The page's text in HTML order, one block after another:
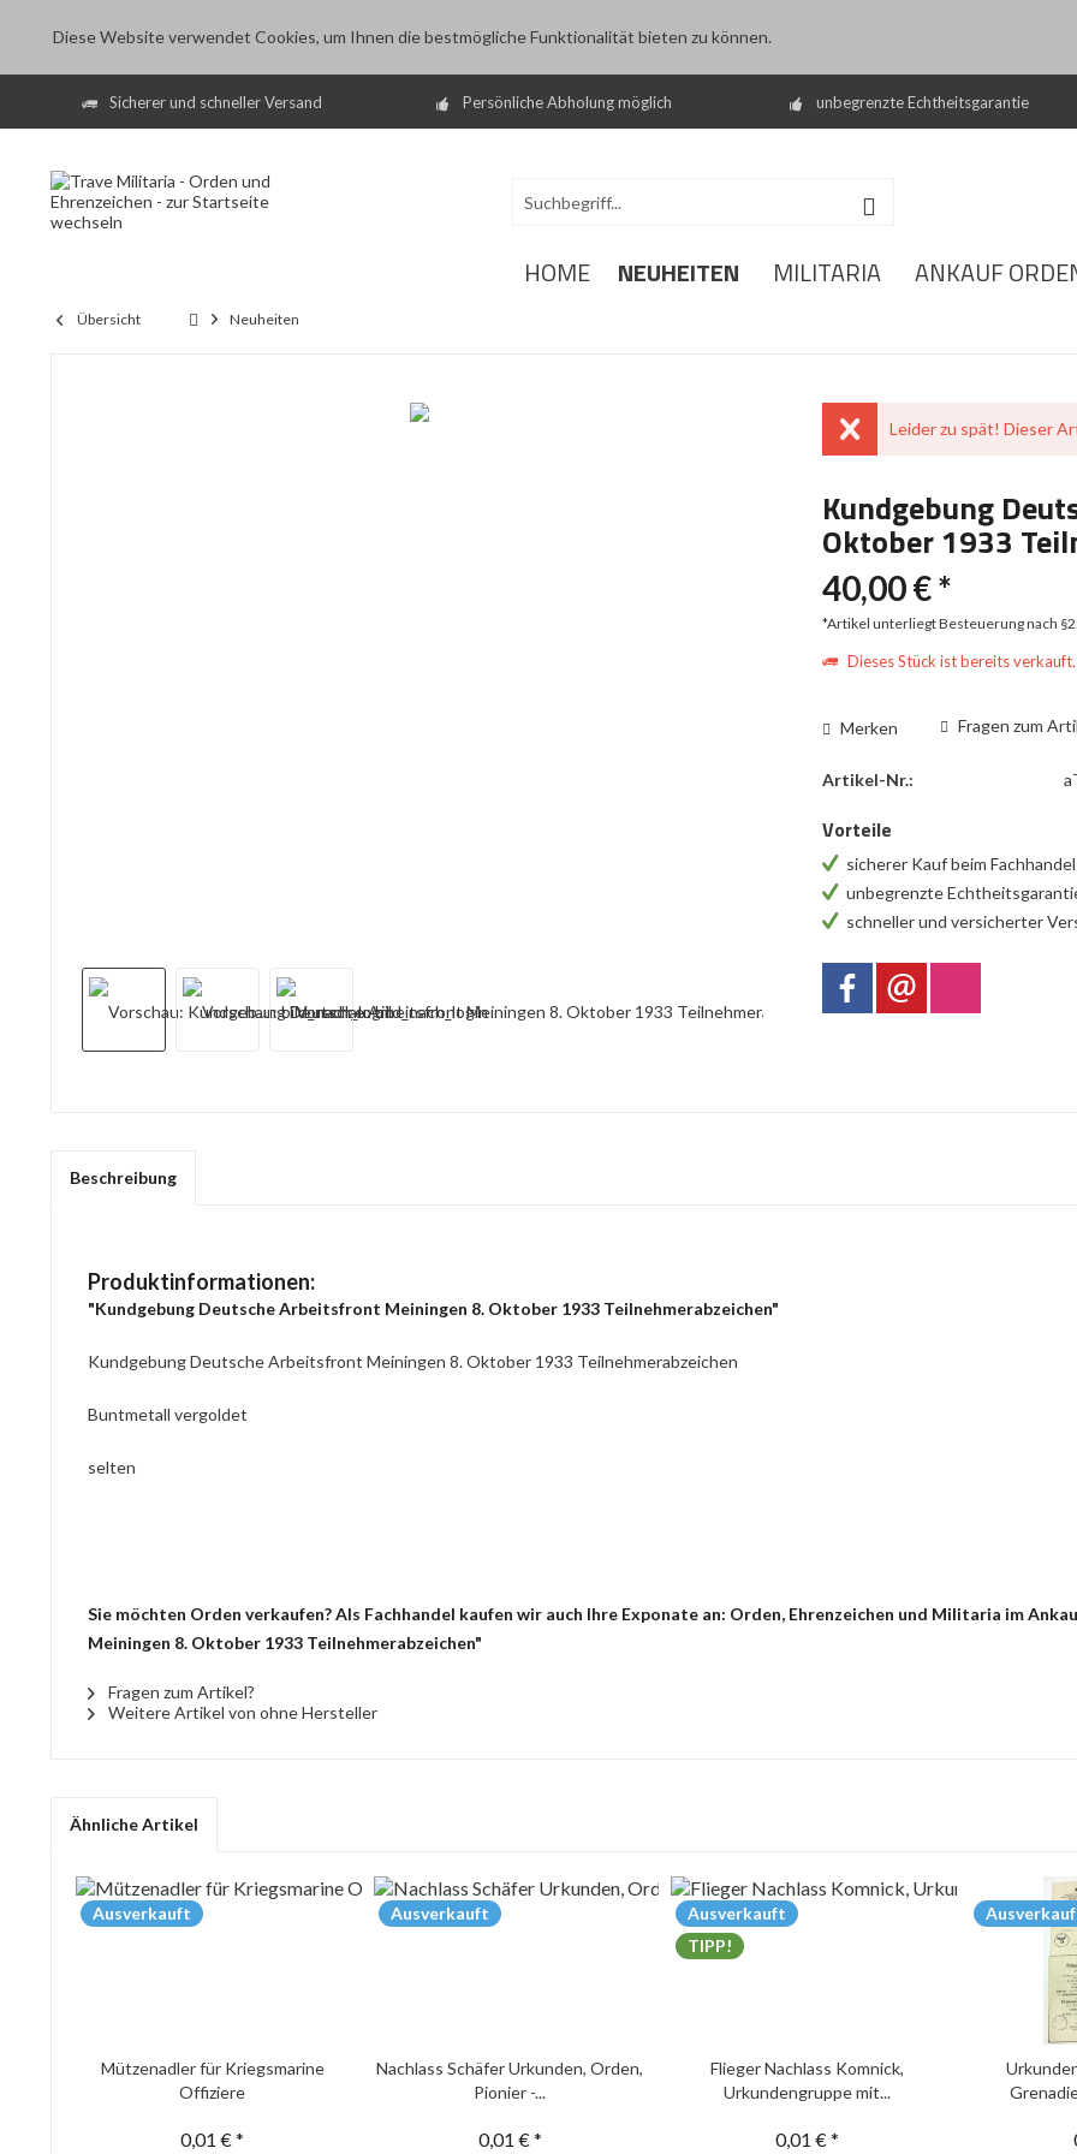
Diese Website verwendet Cookies, um Ihnen die bestmögliche Funktionalität bieten zu können.
Sicherer und schneller Versand Persönliche Abholung möglich unbegrenzte Echtheitsgarantie
HOME NEUHEITEN MILITARIA ANKAUF
Übersicht Neuheiten
Leider zu spät! Dieser
Kundgebung
Oktober 1933
40,00 € *
*Artikel unterliegt Besteuerung nach
Dieses Stück ist bereits verkauft.
Merken Fragen zum
Artikel-Nr.:
Vorteile
sicherer Kauf beim Fachhandel
unbegrenzte
schneller und versicherter
Beschreibung
Produktinformationen:
"Kundgebung Deutsche Arbeitsfront Meiningen 8. Oktober 1933 Teilnehmerabzeichen"
Kundgebung Deutsche Arbeitsfront Meiningen 8. Oktober 1933 Teilnehmerabzeichen
Buntmetall vergoldet
selten
Sie möchten Orden verkaufen? Als Fachhandel kaufen wir auch Ihre Exponate an: Orden, Ehrenzeichen und Militaria im
Meiningen 8. Oktober 1933 Teilnehmerabzeichen"
Fragen zum Artikel?
Weitere Artikel von ohne Hersteller
Ähnliche Artikel
Ausverkauft
Mützenadler für Kriegsmarine
Offiziere
0,01 € *
Ausverkauft
Nachlass Schäfer Urkunden, Orden,
Pionier -...
0,01 € *
Ausverkauft
TIPP!
Flieger Nachlass Komnick,
Urkundengruppe mit...
0,01 € *